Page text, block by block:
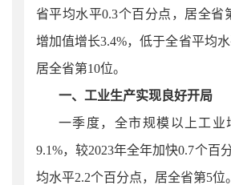
省平均水平0.3个百分点，居全省
增加值增长3.4%，低于全省平均水
居全省第10位。
一、工业生产实现良好开局
一季度， 全市规模以上 工业
9.1%，较2023年全年加快0.7个百
均水平2.2个百分点，居全省第5位。